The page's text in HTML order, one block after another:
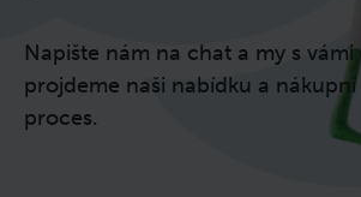
Napište nám na chat a my s vámi
projdeme naši nabídku a nákupní
proces.